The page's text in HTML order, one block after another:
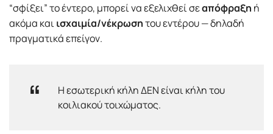
“σφίξει” το έντερο, μπορεί να εξελιχθεί σεαπόφραξη ή
ακόμα καιισχαιμία/νέκρωσητου εντέρου — δηλαδή
πραγματικά επείγον.
Η εσωτερική κήλη ΔΕΝ είναι κήλη του
κοιλιακού τοιχώματος.